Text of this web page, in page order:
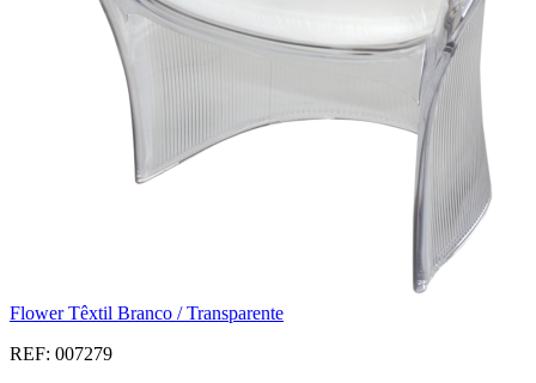
Flower Têxtil Branco / Transparente
REF: 007279